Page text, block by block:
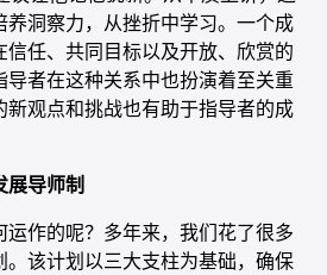
洞察力，从挫折中学习。一个成
任、共同目标以及开放、欣赏的
导者在这种关系中也扮演着至关重
观点和挑战也有助于指导者的成
导师制
作的呢？多年来，我们花了很多
该计划以三大支柱为基础，确保